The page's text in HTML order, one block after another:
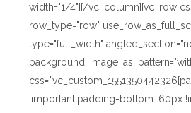
width="1/4"][/vc_column][vc_row
row_type="row"
type="full_width"
!important;padding-bottom: 60px